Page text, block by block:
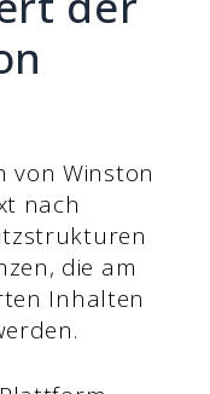
von Winston
nach
die am
Inhalten